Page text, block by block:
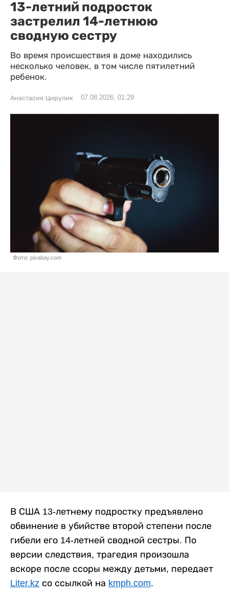
13-летний подросток
застрелил 14-летнюю
сводную сестру
Во время происшествия в доме находились
несколько человек, в том числе пятилетний
ребенок.
Анастасия Цирулик 07.08.2026, 01:29
Фото: pixabay.com
В США 13-летнему подростку предъявлено
обвинение в убийстве второй степени после
гибели его 14-летней сводной сестры. По
версии следствия, трагедия произошла
вскоре после ссоры между детьми, передает
Liter.kz со ссылкой на kmph.com.